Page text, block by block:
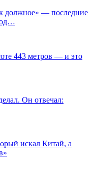
должное» — последние
443 метров — и это
Он отвечал:
искал Китай, а